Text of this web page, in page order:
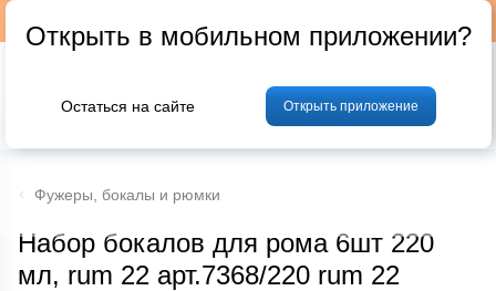
Фрукты и овощи Мясо Птица
Фужеры, бокалы и рюмки
Набор бокалов для рома 6шт 220
мл, rum 22 арт.7368/220 rum 22
Открыть в мобильном приложении?
Остаться на сайте Открыть приложение